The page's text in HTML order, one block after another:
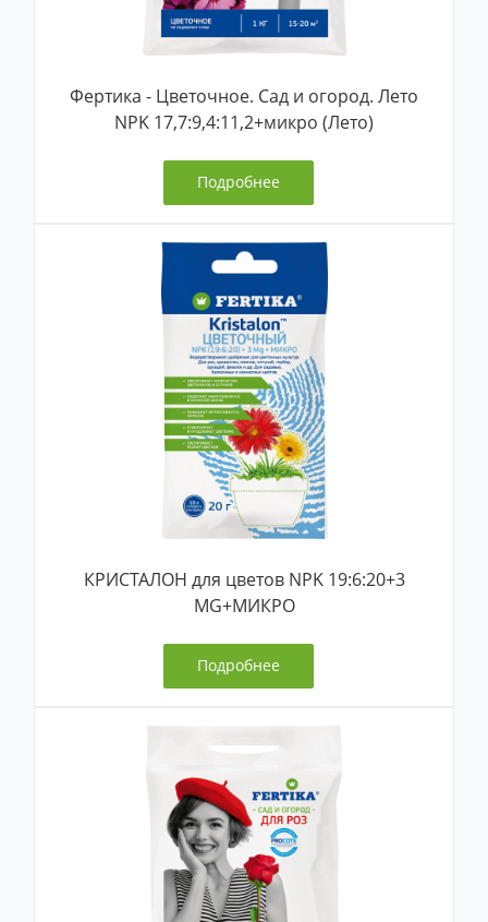
Фертика - Цветочное. Сад и огород. Лето
NPK 17,7:9,4:11,2+микро (Лето)
Подробнее
КРИСТАЛОН для цветов NPK 19:6:20+3
MG+МИКРО
Подробнее